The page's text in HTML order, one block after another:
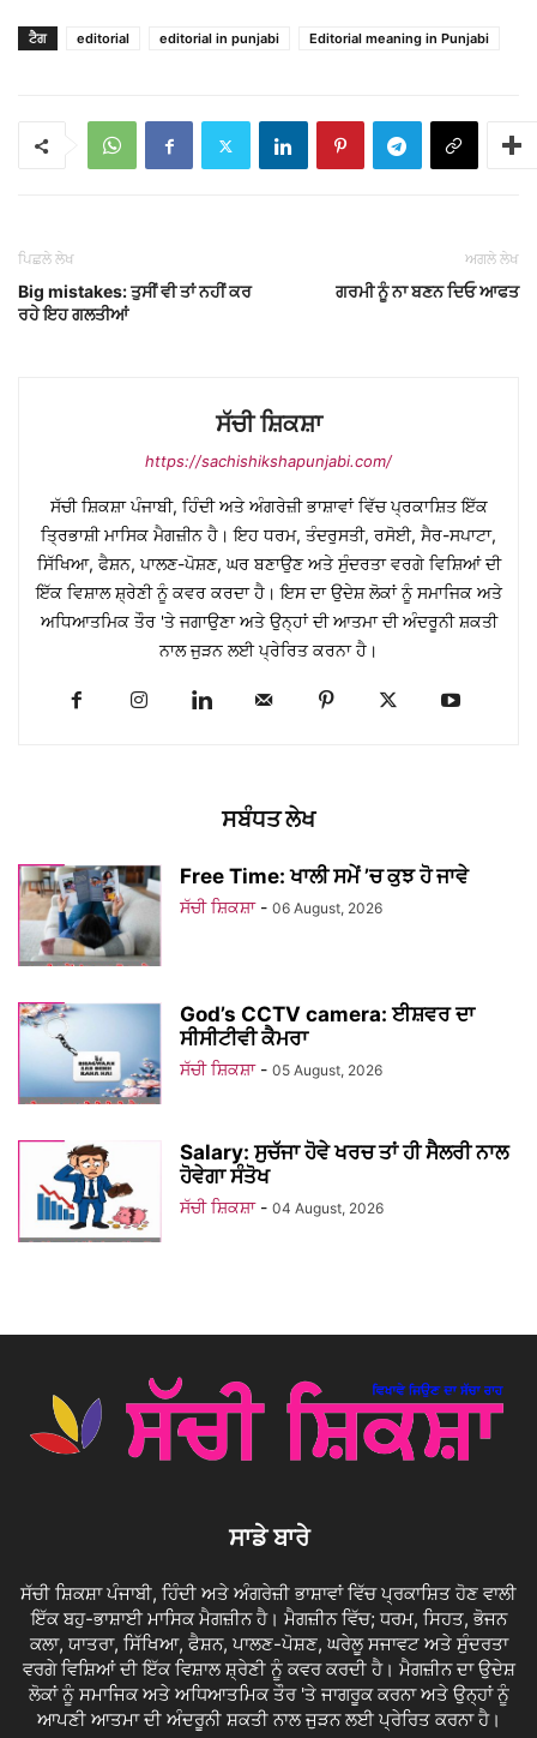
ਟੈਗ editorial editorial in punjabi Editorial meaning in Punjabi
ਪਿਛਲੇ ਲੇਖ
Big mistakes: ਤੁਸੀਂ ਵੀ ਤਾਂ ਨਹੀਂ ਕਰ
ਰਹੇ ਇਹ ਗਲਤੀਆਂ
ਅਗਲੇ ਲੇਖ
ਗਰਮੀ ਨੂੰ ਨਾ ਬਣਨ ਦਿਓ ਆਫਤ
ਸੱਚੀ ਸ਼ਿਕਸ਼ਾ
https://sachishikshapunjabi.com/
ਸੱਚੀ ਸ਼ਿਕਸ਼ਾ ਪੰਜਾਬੀ, ਹਿੰਦੀ ਅਤੇ ਅੰਗਰੇਜ਼ੀ ਭਾਸ਼ਾਵਾਂ ਵਿੱਚ ਪ੍ਰਕਾਸ਼ਿਤ ਇੱਕ
ਤ੍ਰਿਭਾਸ਼ੀ ਮਾਸਿਕ ਮੈਗਜ਼ੀਨ ਹੈ। ਇਹ ਧਰਮ, ਤੰਦਰੁਸਤੀ, ਰਸੋਈ, ਸੈਰ-ਸਪਾਟਾ,
ਸਿੱਖਿਆ, ਫੈਸ਼ਨ, ਪਾਲਣ-ਪੋਸ਼ਣ, ਘਰ ਬਣਾਉਣ ਅਤੇ ਸੁੰਦਰਤਾ ਵਰਗੇ ਵਿਸ਼ਿਆਂ ਦੀ
ਇੱਕ ਵਿਸ਼ਾਲ ਸ਼੍ਰੇਣੀ ਨੂੰ ਕਵਰ ਕਰਦਾ ਹੈ। ਇਸ ਦਾ ਉਦੇਸ਼ ਲੋਕਾਂ ਨੂੰ ਸਮਾਜਿਕ ਅਤੇ
ਅਧਿਆਤਮਿਕ ਤੌਰ 'ਤੇ ਜਗਾਉਣਾ ਅਤੇ ਉਨ੍ਹਾਂ ਦੀ ਆਤਮਾ ਦੀ ਅੰਦਰੂਨੀ ਸ਼ਕਤੀ
ਨਾਲ ਜੁੜਨ ਲਈ ਪ੍ਰੇਰਿਤ ਕਰਨਾ ਹੈ।
ਸਬੰਧਤ ਲੇਖ
Free Time: ਖਾਲੀ ਸਮੇਂ ’ਚ ਕੁਝ ਹੋ ਜਾਵੇ
ਸੱਚੀ ਸ਼ਿਕਸ਼ਾ - 06 August, 2026
God’s CCTV camera: ਈਸ਼ਵਰ ਦਾ
ਸੀਸੀਟੀਵੀ ਕੈਮਰਾ
ਸੱਚੀ ਸ਼ਿਕਸ਼ਾ - 05 August, 2026
Salary: ਸੁਚੱਜਾ ਹੋਵੇ ਖਰਚ ਤਾਂ ਹੀ ਸੈਲਰੀ ਨਾਲ
ਹੋਵੇਗਾ ਸੰਤੋਖ
ਸੱਚੀ ਸ਼ਿਕਸ਼ਾ - 04 August, 2026
ਸਾਡੇ ਬਾਰੇ
ਸੱਚੀ ਸ਼ਿਕਸ਼ਾ ਪੰਜਾਬੀ, ਹਿੰਦੀ ਅਤੇ ਅੰਗਰੇਜ਼ੀ ਭਾਸ਼ਾਵਾਂ ਵਿੱਚ ਪ੍ਰਕਾਸ਼ਿਤ ਹੋਣ ਵਾਲੀ
ਇੱਕ ਬਹੁ-ਭਾਸ਼ਾਈ ਮਾਸਿਕ ਮੈਗਜ਼ੀਨ ਹੈ। ਮੈਗਜ਼ੀਨ ਵਿੱਚ; ਧਰਮ, ਸਿਹਤ, ਭੋਜਨ
ਕਲਾ, ਯਾਤਰਾ, ਸਿੱਖਿਆ, ਫੈਸ਼ਨ, ਪਾਲਣ-ਪੋਸ਼ਣ, ਘਰੇਲੂ ਸਜਾਵਟ ਅਤੇ ਸੁੰਦਰਤਾ
ਵਰਗੇ ਵਿਸ਼ਿਆਂ ਦੀ ਇੱਕ ਵਿਸ਼ਾਲ ਸ਼੍ਰੇਣੀ ਨੂੰ ਕਵਰ ਕਰਦੀ ਹੈ। ਮੈਗਜ਼ੀਨ ਦਾ ਉਦੇਸ਼
ਲੋਕਾਂ ਨੂੰ ਸਮਾਜਿਕ ਅਤੇ ਅਧਿਆਤਮਿਕ ਤੌਰ 'ਤੇ ਜਾਗਰੂਕ ਕਰਨਾ ਅਤੇ ਉਨ੍ਹਾਂ ਨੂੰ
ਆਪਣੀ ਆਤਮਾ ਦੀ ਅੰਦਰੂਨੀ ਸ਼ਕਤੀ ਨਾਲ ਜੁੜਨ ਲਈ ਪ੍ਰੇਰਿਤ ਕਰਨਾ ਹੈ।